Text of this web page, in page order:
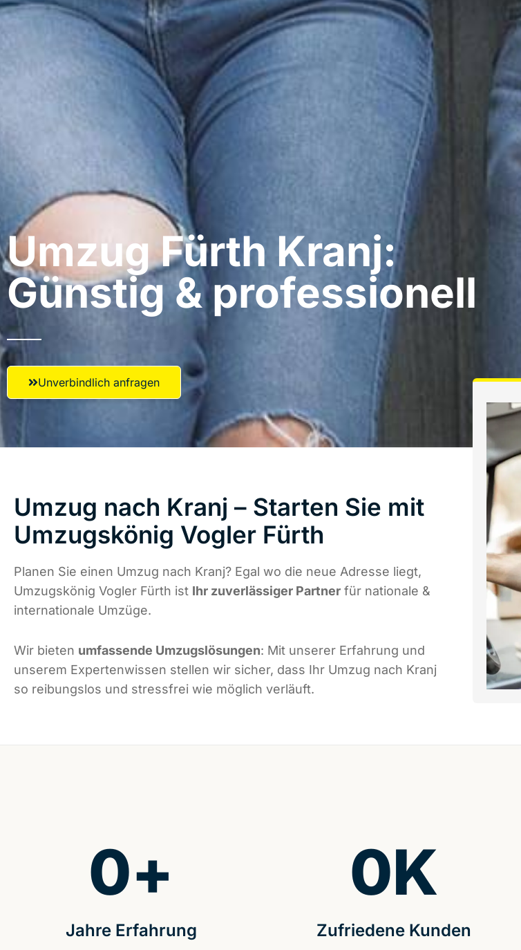
Umzug Fürth​ Kranj:
Günstig & professionell​
Unverbindlich anfragen
Umzug nach Kranj – Starten Sie mit
Umzugskönig Vogler Fürth
Planen Sie einen Umzug nach Kranj? Egal wo die neue Adresse liegt,
Umzugskönig Vogler Fürth ist Ihr zuverlässiger Partner für nationale &
internationale Umzüge.
Wir bieten umfassende Umzugslösungen: Mit unserer Erfahrung und
unserem Expertenwissen stellen wir sicher, dass Ihr Umzug nach Kranj
so reibungslos und stressfrei wie möglich verläuft.
Jahre Erfahrung
0+
Zufriedene Kunden
0K